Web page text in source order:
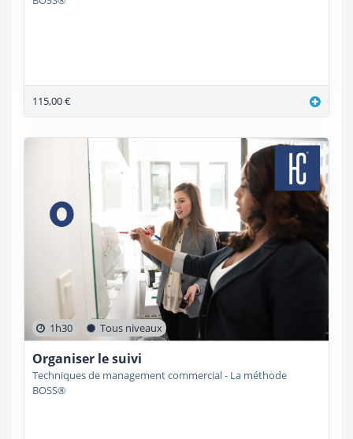
115,00 €
1h30 Tous niveaux
Organiser le suivi
Techniques de management commercial - La méthode
BOSS®